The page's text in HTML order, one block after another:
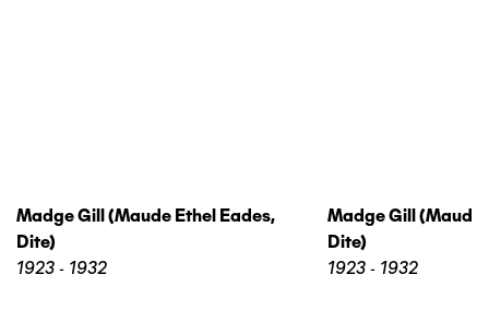
Madge Gill (maude Ethel Eades,
Dite)
1923 - 1932
Madge Gill (maude
Dite)
1923 - 1932